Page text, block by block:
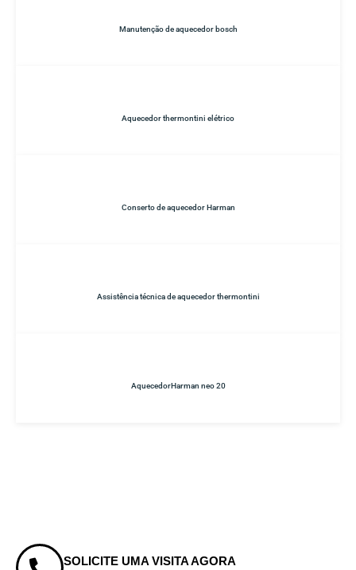
Manutenção de aquecedor bosch
Aquecedor thermontini elétrico
Conserto de aquecedor Harman
Assistência técnica de aquecedor thermontini
AquecedorHarman neo 20
SOLICITE UMA VISITA AGORA